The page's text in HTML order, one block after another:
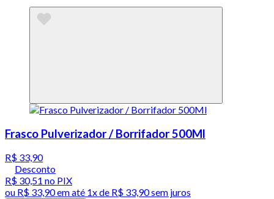
Frasco Pulverizador / Borrifador 500Ml
R$ 33,90
Desconto
R$ 30,51 no PIX
ou R$ 33,90em até 1x de R$ 33,90sem juros